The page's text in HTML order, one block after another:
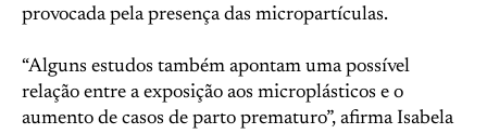
provocada pela presença das micropartículas.
“Alguns estudos também apontam uma possível
relação entre a exposição aos microplásticos e o
aumento de casos de parto prematuro”, afirma Isabela